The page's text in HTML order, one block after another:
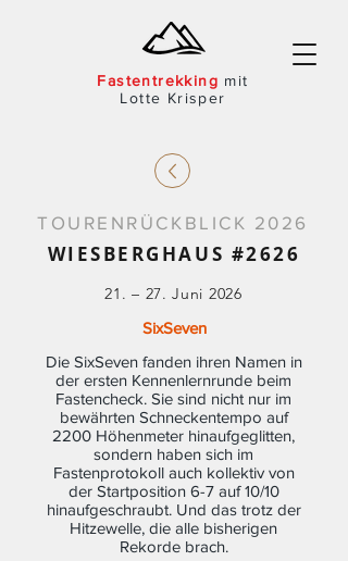
Fastentrekking mit
Lotte Krisper
TOURENRÜCKBLICK 2026
WIESBERGHAUS #2626
21. – 27. Juni 2026
SixSeven
Die SixSeven fanden ihren Namen in
der ersten Kennenlernrunde beim
Fastencheck. Sie sind nicht nur im
bewährten Schneckentempo auf
2200 Höhenmeter hinaufgeglitten,
sondern haben sich im
Fastenprotokoll auch kollektiv von
der Startposition 6-7 auf 10/10
hinaufgeschraubt. Und das trotz der
Hitzewelle, die alle bisherigen
Rekorde brach.